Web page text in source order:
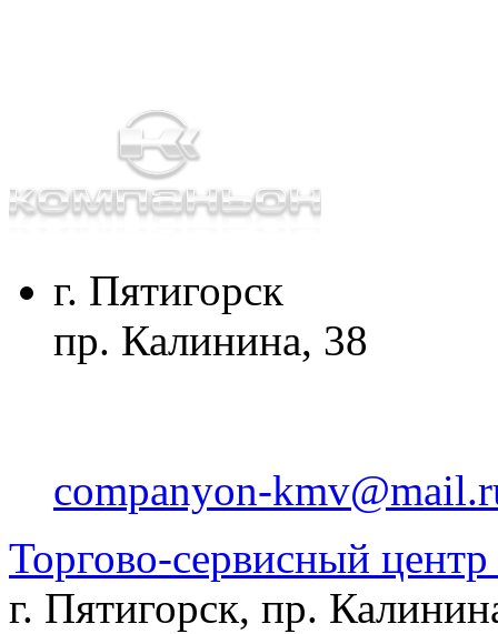
г. Пятигорск
пр. Калинина, 38
companyon-
Торгово-сервисный
г. Пятигорск, пр.